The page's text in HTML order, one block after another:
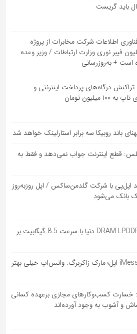
باید گریست
اطلاعات شرکت مخابرات از پروژه
۲۰ میلیون فیبر نوری وزارت ارتباطات / وزیر وعده
است + به‌روزرسانی
درگاه‌های پرداخت اینترنتی و
میلیون تومان
باند روبیکا سه برابر استارلینک خواهد شد
قطع اینترنت جواب نمی‌دهد و فقط به
اپل‌پی با شرکت گلدمن‌ساکس / اپل روزبه‌روز
بانک می‌شود
سامسونگ از سریع‌ترین DRAM LPDDR5X دنیا با سرعت 8.5 گیگابیت بر
کارزار تبلیغاتی متا علیه iMessage اپل؛ مارک زاکربرگ: واتس‌اپ خیلی بهتر
خسارت کسب‌وکارهای مجازی برعهده کسانی
و آشوب به وجود آورده‌اند